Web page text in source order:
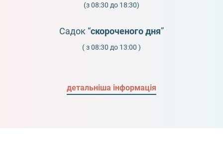
(з 08:30 до 18:30)
Садок “скороченого дня”
( з 08:30 до 13:00 )
детальніша інформація